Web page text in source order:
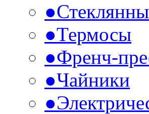
●
●Термосы
●Френч-
●Чайники
●